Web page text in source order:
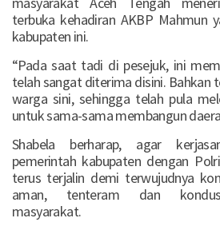
terbuka kehadiran AKBP Mahmun
kabupaten ini.
“Pada saat tadi di pesejuk, ini
telah sangat diterima disini. Bahkan
warga sini, sehingga telah pula
untuk sama-sama membangun
Shabela berharap, agar
pemerintah kabupaten dengan
terus terjalin demi terwujudnya
aman, tenteram dan
masyarakat.